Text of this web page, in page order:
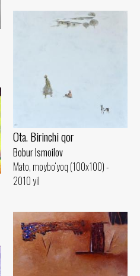
Ota. Birinchi qor
Bobur Ismoilov
Mato, moybo‘yoq (100x100) -
2010 yil